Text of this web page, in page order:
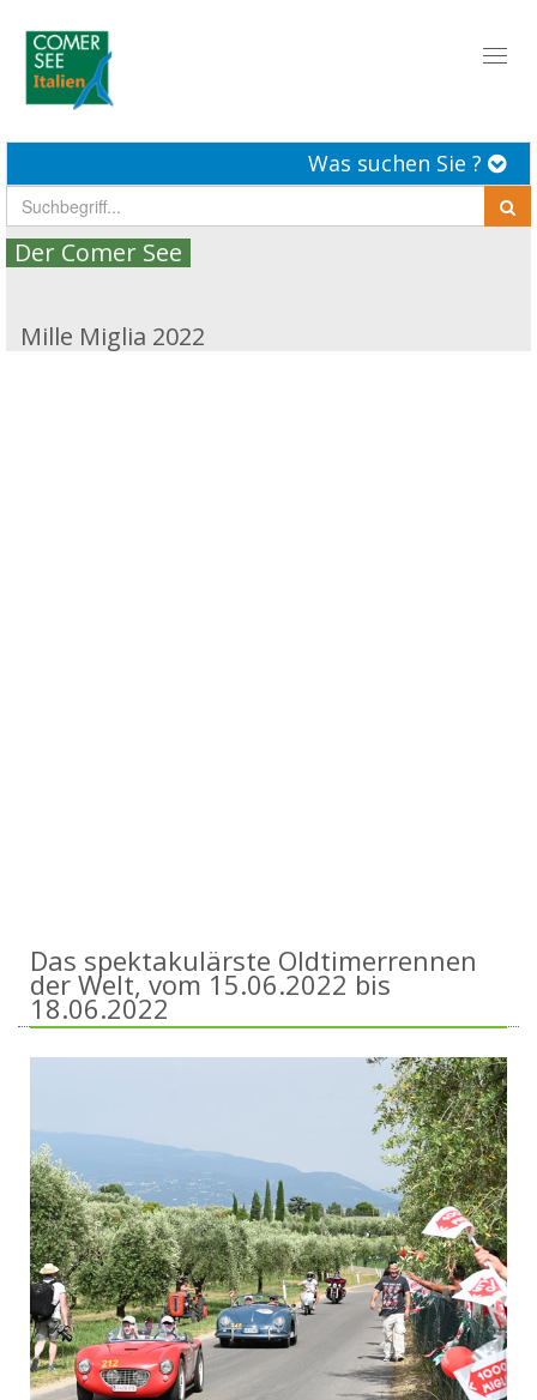
Was suchen Sie ?
Der Comer See
Mille Miglia 2022
Das spektakulärste Oldtimerrennen
der Welt, vom 15.06.2022 bis
18.06.2022